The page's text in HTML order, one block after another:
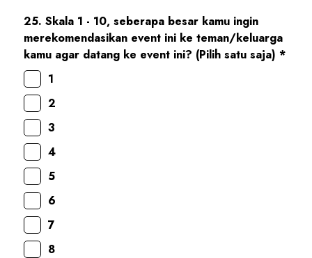
25. Skala 1 - 10, seberapa besar kamu ingin
merekomendasikan event ini ke teman/keluarga
kamu agar datang ke event ini? (Pilih satu saja) *
1
2
3
4
5
6
7
8